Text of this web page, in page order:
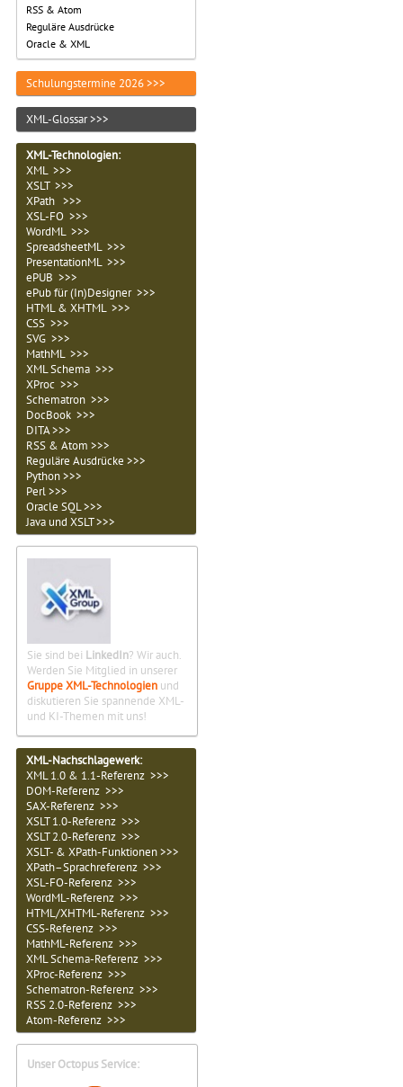
RSS & Atom
Reguläre Ausdrücke
Oracle & XML
Schulungstermine 2026 >>>
XML-Glossar >>>
XML-Technologien:
XML >>>
XSLT >>>
XPath >>>
XSL-FO >>>
WordML >>>
SpreadsheetML >>>
PresentationML >>>
ePUB >>>
ePub für (In)Designer >>>
HTML & XHTML >>>
CSS >>>
SVG >>>
MathML >>>
XML Schema >>>
XProc >>>
Schematron >>>
DocBook >>>
DITA >>>
RSS & Atom >>>
Reguläre Ausdrücke >>>
Python >>>
Perl >>>
Oracle SQL >>>
Java und XSLT >>>
Sie sind bei LinkedIn? Wir auch.
Werden Sie Mitglied in unserer
Gruppe XML-Technologien und
diskutieren Sie spannende XML-
und KI-Themen mit uns!
XML-Nachschlagewerk:
XML 1.0 & 1.1-Referenz >>>
DOM-Referenz >>>
SAX-Referenz >>>
XSLT 1.0-Referenz >>>
XSLT 2.0-Referenz >>>
XSLT- & XPath-Funktionen >>>
XPath–Sprachreferenz >>>
XSL-FO-Referenz >>>
WordML-Referenz >>>
HTML/XHTML-Referenz >>>
CSS-Referenz >>>
MathML-Referenz >>>
XML Schema-Referenz >>>
XProc-Referenz >>>
Schematron-Referenz >>>
RSS 2.0-Referenz >>>
Atom-Referenz >>>
Unser Octopus Service: